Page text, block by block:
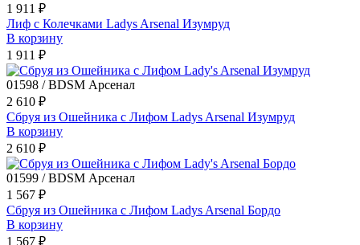
1 911 ₽
Лиф с Колечками Ladys Arsenal Изумруд
В корзину
1 911 ₽
01598 / BDSM Арсенал
2 610 ₽
Сбруя из Ошейника с Лифом Ladys Arsenal Изумруд
В корзину
2 610 ₽
01599 / BDSM Арсенал
1 567 ₽
Сбруя из Ошейника с Лифом Ladys Arsenal Бордо
В корзину
1 567 ₽